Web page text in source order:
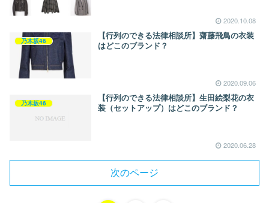
2020.10.08
乃木坂46
【行列のできる法律相談所】齋藤飛鳥の衣装
はどこのブランド？
2020.09.06
乃木坂46
【行列のできる法律相談所】生田絵梨花の衣
装（セットアップ）はどこのブランド？
2020.06.28
次のページ